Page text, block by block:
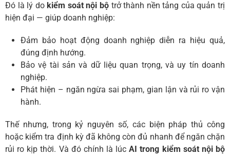
Đó là lý do kiểm soát nội bộ trở thành nền tảng của quản trị
hiện đại — giúp doanh nghiệp:
Đảm bảo hoạt động doanh nghiệp diễn ra hiệu quả,
đúng định hướng.
Bảo vệ tài sản và dữ liệu quan trọng, và uy tín doanh
nghiệp.
Phát hiện – ngăn ngừa sai phạm, gian lận và rủi ro vận
hành.
Thế nhưng, trong kỷ nguyên số, các biện pháp thủ công
hoặc kiểm tra định kỳ đã không còn đủ nhanh để ngăn chặn
rủi ro kịp thời. Và đó chính là lúcAI trong kiểm soát nội bộ